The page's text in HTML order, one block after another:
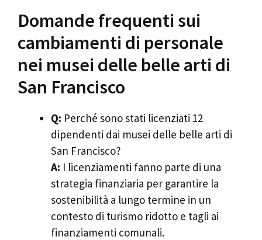
Domande frequenti sui
cambiamenti di personale
nei musei delle belle arti di
San Francisco
Q: Perché sono stati licenziati 12
dipendenti dai musei delle belle arti di
San Francisco?
A: I licenziamenti fanno parte di una
strategia finanziaria per garantire la
sostenibilità a lungo termine in un
contesto di turismo ridotto e tagli ai
finanziamenti comunali.